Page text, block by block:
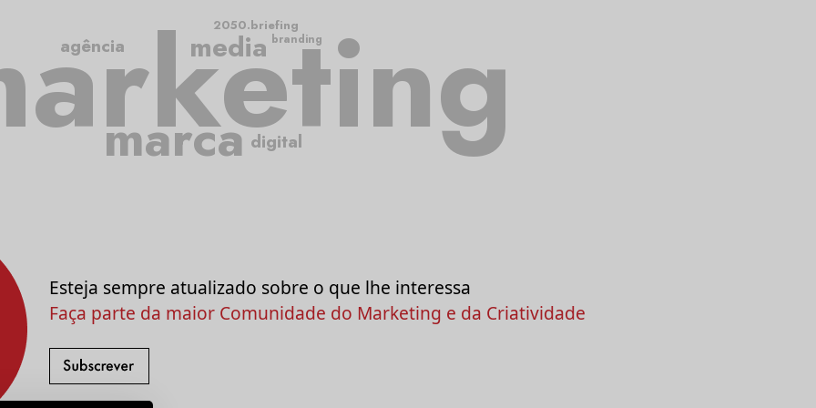
marca
media
agência
digital
2050.briefing
branding
Esteja sempre atualizado sobre o que lhe interessa
Faça parte da maior Comunidade do Marketing e da Criatividade